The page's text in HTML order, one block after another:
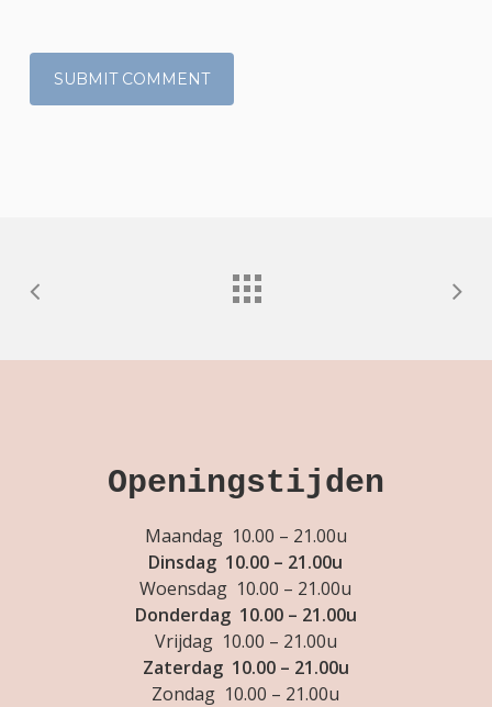
Openingstijden
Maandag 10.00 – 21.00u
Dinsdag 10.00 – 21.00u
Woensdag 10.00 – 21.00u
Donderdag 10.00 – 21.00u
Vrijdag 10.00 – 21.00u
Zaterdag 10.00 – 21.00u
Zondag 10.00 – 21.00u